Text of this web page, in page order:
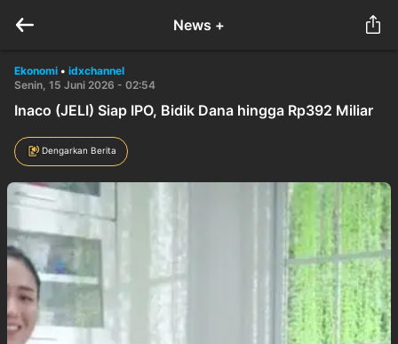
News +
Ekonomi • idxchannel
Senin, 15 Juni 2026 - 02:54
Inaco (JELI) Siap IPO, Bidik Dana hingga Rp392 Miliar
Dengarkan Berita